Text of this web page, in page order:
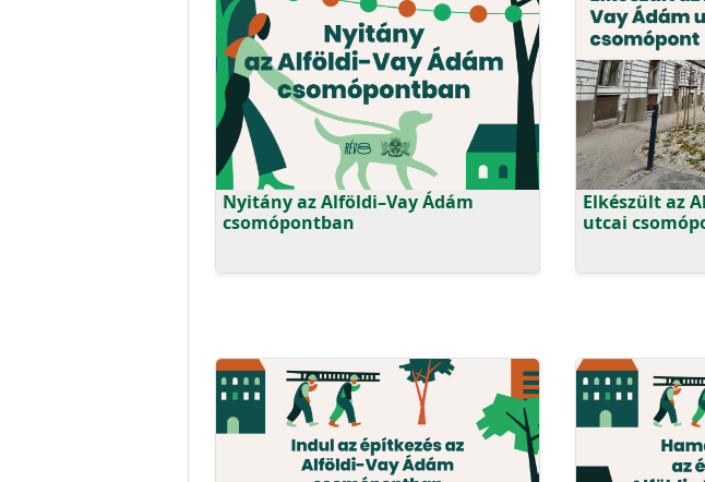
Nyitány az Alföldi–Vay Ádám
csomópontban
Elkészült az
utcai